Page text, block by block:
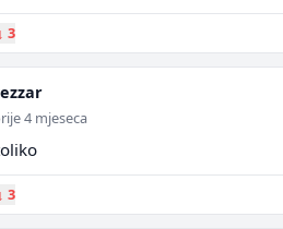
↓ 3
4 mjeseca
↓ 3